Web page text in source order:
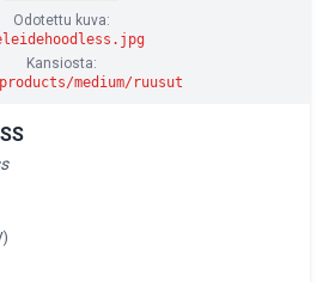
Odotettu kuva:
Kansiosta:
medium/ruusut